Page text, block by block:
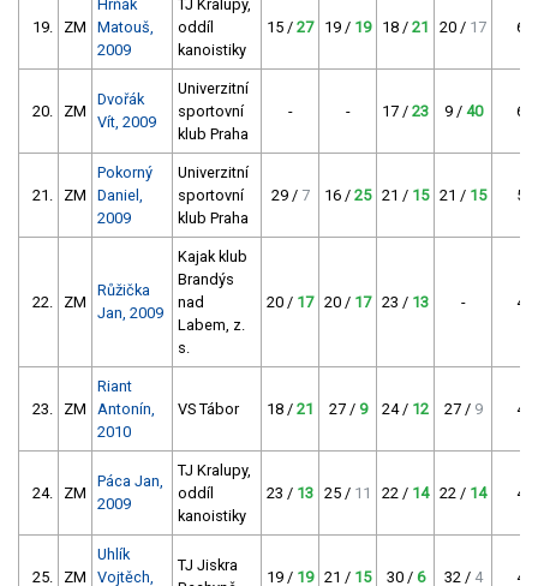
19. ZM
Hrňák
Matouš,
2009
TJ Kralupy,
oddíl
kanoistiky
15 / 27 19 / 19 18 / 21 20 / 17 67
20. ZM
Dvořák
Vít, 2009
Univerzitní
sportovní
klub Praha
- - 17 / 23 9 / 40 63
21. ZM
Pokorný
Daniel,
2009
Univerzitní
sportovní
klub Praha
29 / 7 16 / 25 21 / 15 21 / 15 55
22. ZM
Růžička
Jan, 2009
Kajak klub
Brandýs
nad
Labem, z.
s.
20 / 17 20 / 17 23 / 13 - 47
23. ZM
Riant
Antonín,
2010
VS Tábor 18 / 21 27 / 9 24 / 12 27 / 9 42
24. ZM
Páca Jan,
2009
TJ Kralupy,
oddíl
kanoistiky
23 / 13 25 / 11 22 / 14 22 / 14 41
25. ZM
Uhlík
Vojtěch,
TJ Jiskra
19 / 19 21 / 15 30 / 6 32 / 4 40